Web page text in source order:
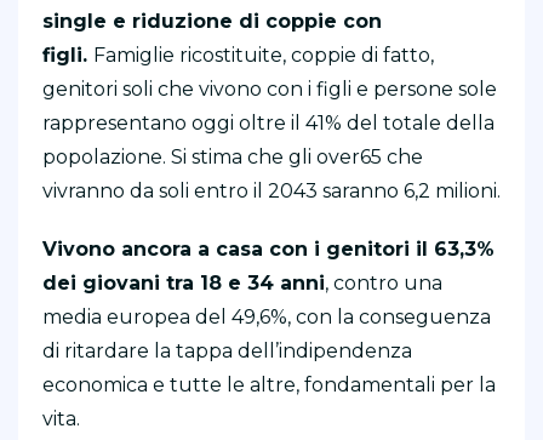
single e riduzione di coppie con
figli. Famiglie ricostituite, coppie di fatto,
genitori soli che vivono con i figli e persone sole
rappresentano oggi oltre il 41% del totale della
popolazione. Si stima che gli over65 che
vivranno da soli entro il 2043 saranno 6,2 milioni.
Vivono ancora a casa con i genitori il 63,3%
dei giovani tra 18 e 34 anni, contro una
media europea del 49,6%, con la conseguenza
di ritardare la tappa dell’indipendenza
economica e tutte le altre, fondamentali per la
vita.